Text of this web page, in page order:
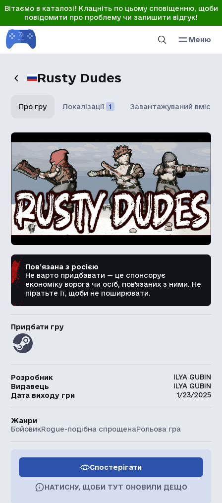
Вітаємо в каталозі! Клацніть по цьому сповіщенню, щоби
повідомити про проблему чи залишити відгук!
Меню
Rusty Dudes
Про гру Локалізації 1 Завантажуваний вміст
Пов’язана з росією
Не варто придбавати — це спонсорує
економіку ворога чи осіб, пов’язаних з ними. Не
піратьте її, щоби не поширювати.
Придбати гру
Розробник
ILYA GUBIN
Видавець
ILYA GUBIN
Дата виходу гри
1/23/2025
Жанри
БойовикRogue-подібна спрощенаРольова гра
Спостерігати
НАТИСНУ, ЩОБИ ТУТ ОНОВИЛИ ДЕЩО